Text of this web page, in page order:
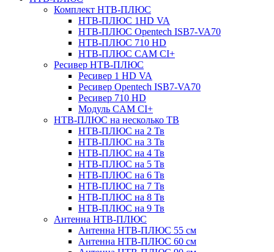
Комплект НТВ-ПЛЮС
НТВ-ПЛЮС 1HD VA
НТВ-ПЛЮС Opentech ISB7-VA70
НТВ-ПЛЮС 710 HD
НТВ-ПЛЮС CAM CI+
Ресивер НТВ-ПЛЮС
Ресивер 1 HD VA
Ресивер Opentech ISB7-VA70
Ресивер 710 HD
Модуль CAM CI+
НТВ-ПЛЮС на несколько ТВ
НТВ-ПЛЮС на 2 Тв
НТВ-ПЛЮС на 3 Тв
НТВ-ПЛЮС на 4 Тв
НТВ-ПЛЮС на 5 Тв
НТВ-ПЛЮС на 6 Тв
НТВ-ПЛЮС на 7 Тв
НТВ-ПЛЮС на 8 Тв
НТВ-ПЛЮС на 9 Тв
Антенна НТВ-ПЛЮС
Антенна НТВ-ПЛЮС 55 см
Антенна НТВ-ПЛЮС 60 см